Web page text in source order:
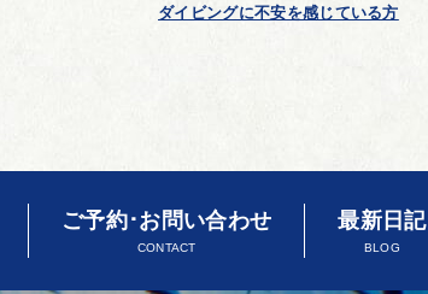
ダイビングに不安を感じている方
ご予約･お問い合わせ
CONTACT
最新日記
BLOG